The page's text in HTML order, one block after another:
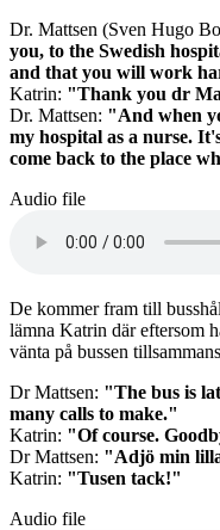
Dr. Mattsen (Sven Hugo
you, to the Swedish
and that you will work
Katrin: "Thank you dr
Dr. Mattsen: "And when
my hospital as a nurse.
come back to the place
Audio file
De kommer fram till
lämna Katrin där eftersom
vänta på bussen
Dr Mattsen: "The bus is
many calls to make."
Katrin: "Of course.
Dr Mattsen: "Adjö min
Katrin: "Tusen tack!"
Audio file